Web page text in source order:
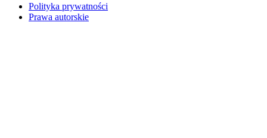
Polityka prywatności
Prawa autorskie